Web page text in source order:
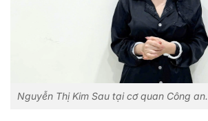
Nguyễn Thị Kim Sau tại cơ quan Công an.